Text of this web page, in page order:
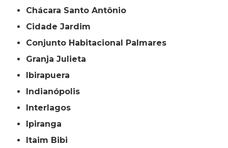
Chácara Santo Antônio
Cidade Jardim
Conjunto Habitacional Palmares
Granja Julieta
Ibirapuera
Indianópolis
Interlagos
Ipiranga
Itaim Bibi